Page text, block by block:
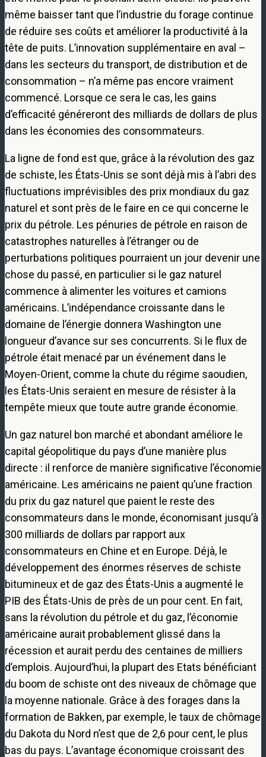
même baisser tant que l’industrie du forage continue
de réduire ses coûts et améliorer la productivité à la
tête de puits. L’innovation supplémentaire en aval –
dans les secteurs du transport, de distribution et de
consommation – n’a même pas encore vraiment
commencé. Lorsque ce sera le cas, les gains
d’efficacité généreront des milliards de dollars de plus
dans les économies des consommateurs.
La ligne de fond est que, grâce à la révolution des gaz
de schiste, les États-Unis se sont déjà mis à l’abri des
fluctuations imprévisibles des prix mondiaux du gaz
naturel et sont près de le faire en ce qui concerne le
prix du pétrole. Les pénuries de pétrole en raison de
catastrophes naturelles à l’étranger ou de
perturbations politiques pourraient un jour devenir une
chose du passé, en particulier si le gaz naturel
commence à alimenter les voitures et camions
américains. L’indépendance croissante dans le
domaine de l’énergie donnera Washington une
longueur d’avance sur ses concurrents. Si le flux de
pétrole était menacé par un événement dans le
Moyen-Orient, comme la chute du régime saoudien,
les États-Unis seraient en mesure de résister à la
tempête mieux que toute autre grande économie.
Un gaz naturel bon marché et abondant améliore le
capital géopolitique du pays d’une manière plus
directe : il renforce de manière significative l’économie
américaine. Les américains ne paient qu’une fraction
du prix du gaz naturel que paient le reste des
consommateurs dans le monde, économisant jusqu’à
300 milliards de dollars par rapport aux
consommateurs en Chine et en Europe. Déjà, le
développement des énormes réserves de schiste
bitumineux et de gaz des États-Unis a augmenté le
PIB des États-Unis de près de un pour cent. En fait,
sans la révolution du pétrole et du gaz, l’économie
américaine aurait probablement glissé dans la
récession et aurait perdu des centaines de milliers
d’emplois. Aujourd’hui, la plupart des Etats bénéficiant
du boom de schiste ont des niveaux de chômage que
la moyenne nationale. Grâce à des forages dans la
formation de Bakken, par exemple, le taux de chômage
du Dakota du Nord n’est que de 2,6 pour cent, le plus
bas du pays. L’avantage économique croissant des